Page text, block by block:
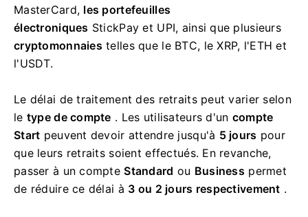
MasterCard, les portefeuilles
électroniques StickPay et UPI, ainsi que plusieurs
cryptomonnaies telles que le BTC, le XRP, l'ETH et
l'USDT.
Le délai de traitement des retraits peut varier selon
le type de compte . Les utilisateurs d'un compte
Start peuvent devoir attendre jusqu'à 5 jours pour
que leurs retraits soient effectués. En revanche,
passer à un compteStandard ou Business permet
de réduire ce délai à 3 ou 2 jours respectivement .